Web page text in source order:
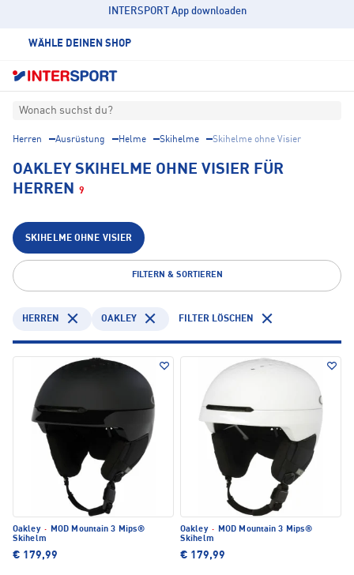
INTERSPORT App downloaden
WÄHLE DEINEN SHOP
Wonach suchst du?
Herren Ausrüstung Helme Skihelme Skihelme ohne Visier
OAKLEY SKIHELME OHNE VISIER FÜR
HERREN 9
SKIHELME OHNE VISIER
FILTERN & SORTIEREN
HERREN OAKLEY FILTER LÖSCHEN
Oakley ·
MOD Mountain 3 Mips®
Skihelm
€ 179,99
Oakley ·
MOD Mountain 3 Mips®
Skihelm
€ 179,99